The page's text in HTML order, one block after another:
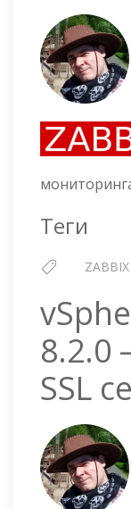
Теги
ZABBIX
8.2.0
SSL